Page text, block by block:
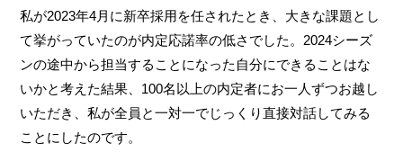
私が2023年4月に新卒採用を任されたとき、大きな課題とし
て挙がっていたのが内定応諾率の低さでした。2024シーズ
ンの途中から担当することになった自分にできることはな
いかと考えた結果、100名以上の内定者にお一人ずつお越し
いただき、私が全員と一対一でじっくり直接対話してみる
ことにしたのです。